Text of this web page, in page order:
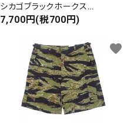
シカゴブラックホークス
半袖Tシャツ
7,700円(税700円)
favorite